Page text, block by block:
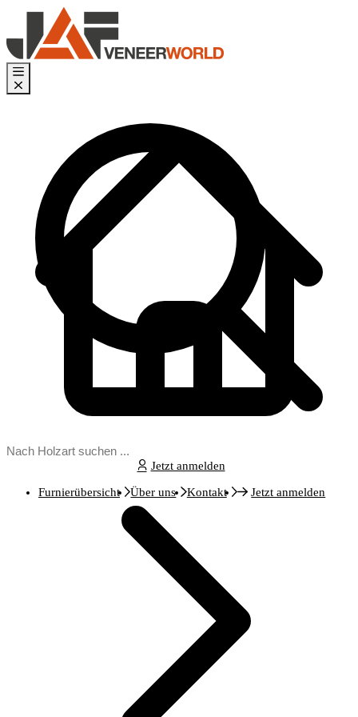
Jetzt anmelden
Furnierübersicht Über uns Kontakt Jetzt anmelden